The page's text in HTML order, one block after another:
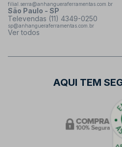
filial.serra@anhangueraferramentas.com.br
São Paulo - SP
Televendas (11) 4349-0250
sp@anhangueraferramentas.com.br
Ver todos
AQUI TEM